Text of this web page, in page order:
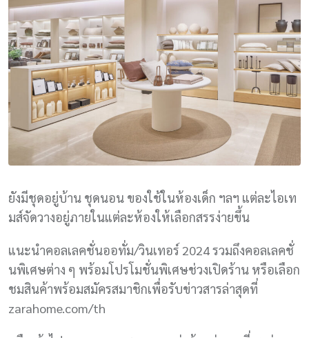
ยังมีชุดอยู่บ้าน ชุดนอน ของใช้ในห้องเด็ก ฯลฯ แต่ละไอเท
มส์จัดวางอยู่ภายในแต่ละห้องให้เลือกสรรง่ายขึ้น
แนะนำคอลเลคชั่นออทั่ม/วินเทอร์ 2024 รวมถึงคอลเลคชั่
นพิเศษต่าง ๆ พร้อมโปรโมชั่นพิเศษช่วงเปิดร้าน หรือเลือก
ชมสินค้าพร้อมสมัครสมาชิกเพื่อรับข่าวสารล่าสุดที่
zarahome.com/th